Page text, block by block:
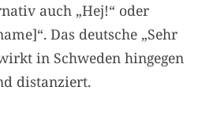
auch „Hej!“ oder
Das deutsche „Sehr
in Schweden hingegen
distanziert.